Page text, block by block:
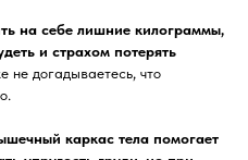
на себе лишние килограммы,
и страхом потерять
не догадываетесь, что
каркас тела помогает